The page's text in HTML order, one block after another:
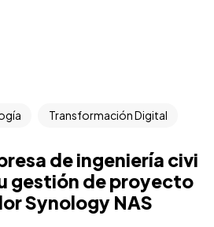
Transformación Digital
de ingeniería civi
gestión de proyecto
Synology NAS